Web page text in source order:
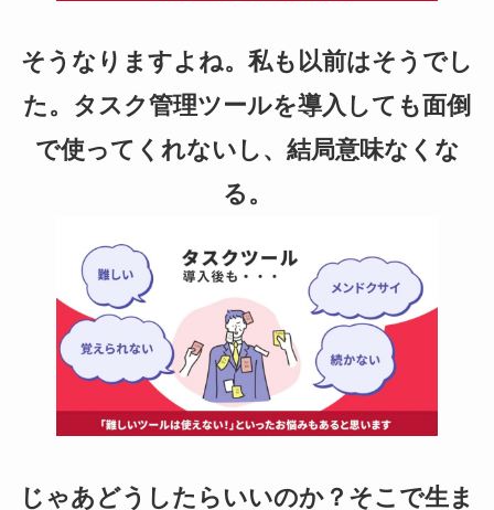
そうなりますよね。私も以前はそうでし
た。タスク管理ツールを導入しても面倒
で使ってくれないし、結局意味なくな
る。
じゃあどうしたらいいのか？そこで生ま